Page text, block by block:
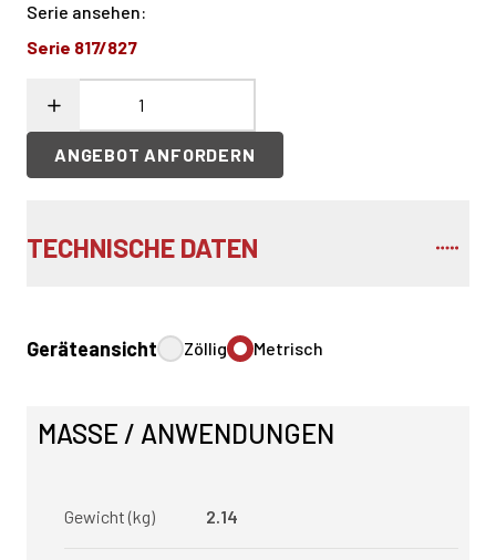
Serie ansehen:
Serie 817/827
ANGEBOT ANFORDERN
TECHNISCHE DATEN
Geräteansicht Zöllig Metrisch
MASSE / ANWENDUNGEN
Gewicht (kg) 2.14